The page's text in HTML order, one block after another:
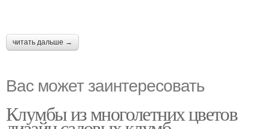
читать дальше →
Вас может заинтересовать
Клумбы из многолетних цветов